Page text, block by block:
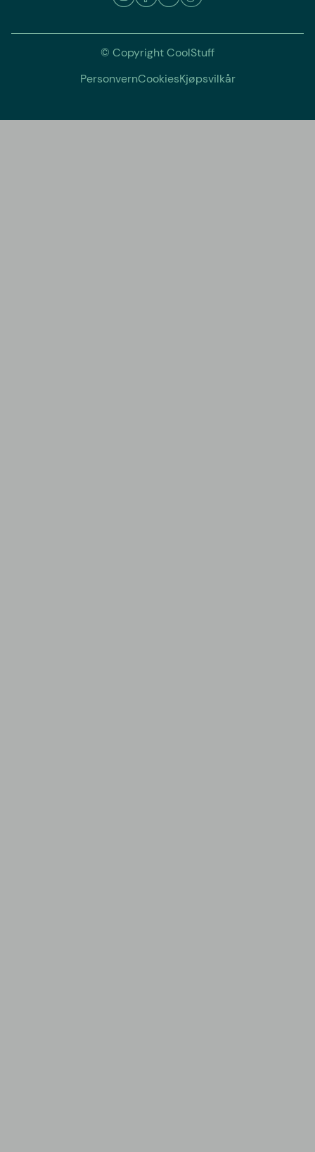
© Copyright CoolStuff
PersonvernCookiesKjøpsvilkår